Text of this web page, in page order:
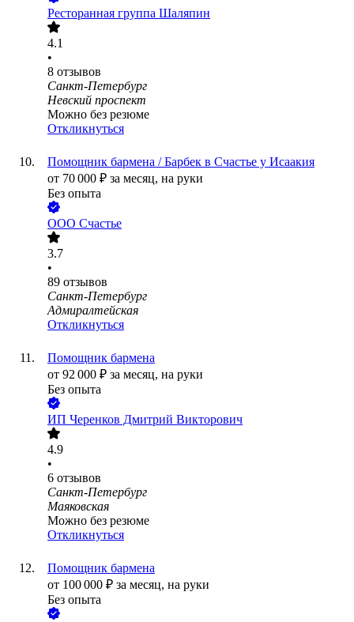
Ресторанная группа Шаляпин
4.1
•
8 отзывов
Санкт-Петербург
Невский проспект
Можно без резюме
Откликнуться
Помощник бармена / Барбек в Счастье у Исаакия
от 70 000 ₽ за месяц, на руки
Без опыта
ООО Счастье
3.7
•
89 отзывов
Санкт-Петербург
Адмиралтейская
Откликнуться
Помощник бармена
от 92 000 ₽ за месяц, на руки
Без опыта
ИП Черенков Дмитрий Викторович
4.9
•
6 отзывов
Санкт-Петербург
Маяковская
Можно без резюме
Откликнуться
Помощник бармена
от 100 000 ₽ за месяц, на руки
Без опыта